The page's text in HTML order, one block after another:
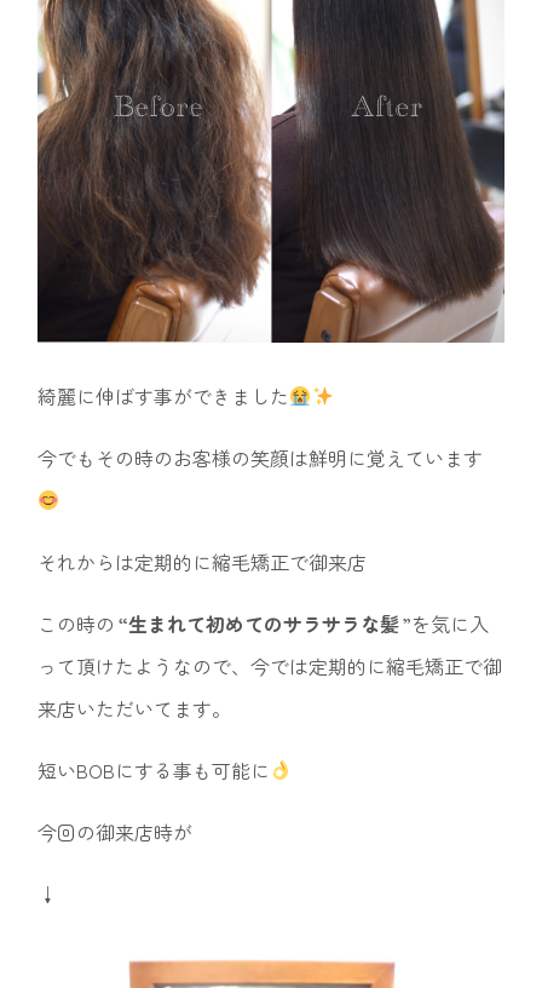
綺麗に伸ばす事ができました
今でもその時のお客様の笑顔は鮮明に覚えています
それからは定期的に縮毛矯正で御来店
この時の “生まれて初めてのサラサラな髪”を気に入
って頂けたようなので、今では定期的に縮毛矯正で御
来店いただいてます。
短いBOBにする事も可能に
今回の御来店時が
↓